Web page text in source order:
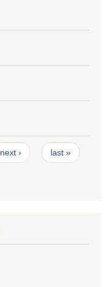
next › last »